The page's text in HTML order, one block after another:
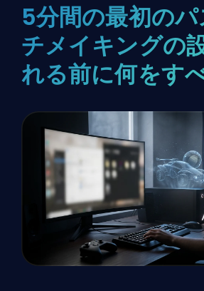
5分間の最初のパ
チメイキングの
れる前に何をす